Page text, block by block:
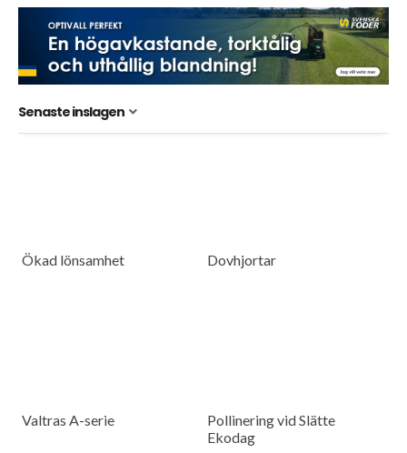
Senaste inslagen
Ökad lönsamhet Dovhjortar
Valtras A-serie
Pollinering vid Slätte
Ekodag